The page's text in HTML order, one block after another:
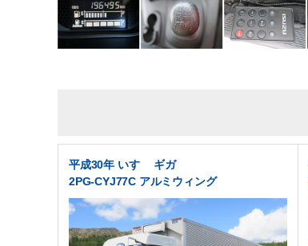
平成30年 いすゞ ギガ
2PG-CYJ77C アルミウィング